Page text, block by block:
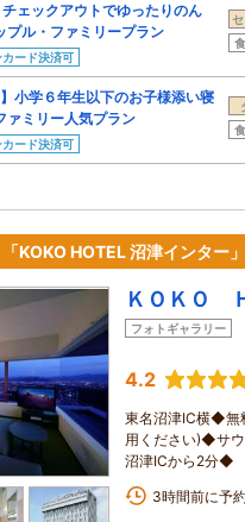
ェックアウトでゆったりのん
プル・ファミリープラン
ード決済可
小学６年生以下のお子様添い寝
ァミリー人気プラン
ード決済可
KOKO HOTEL 沼津インター
ＫＯＫＯ
フォトギャラリー
4.2
東名沼津IC横◆無
用ください)◆サ
沼津ICから2分◆
3時間前に予